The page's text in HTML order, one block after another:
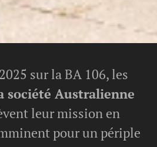
sur la BA 106, les
société Australienne
leur mission en
pour un périple